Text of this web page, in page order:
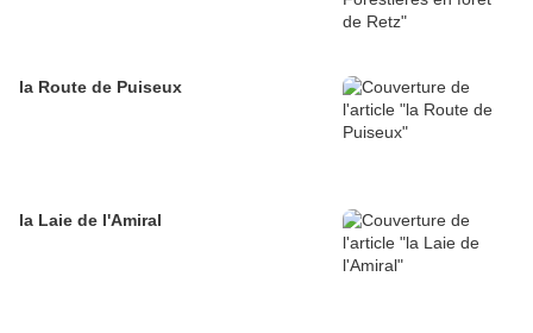
la Route de Puiseux
la Laie de l'Amiral